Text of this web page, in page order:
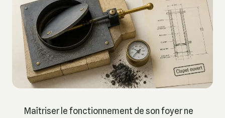
Maîtriser le fonctionnement de son foyer ne